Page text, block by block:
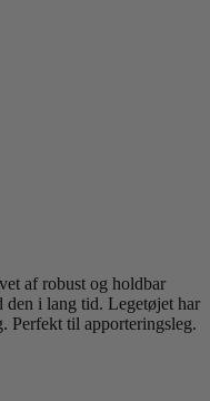
af robust og holdbar
den i lang tid. Legetøjet har
Perfekt til apporteringsleg.